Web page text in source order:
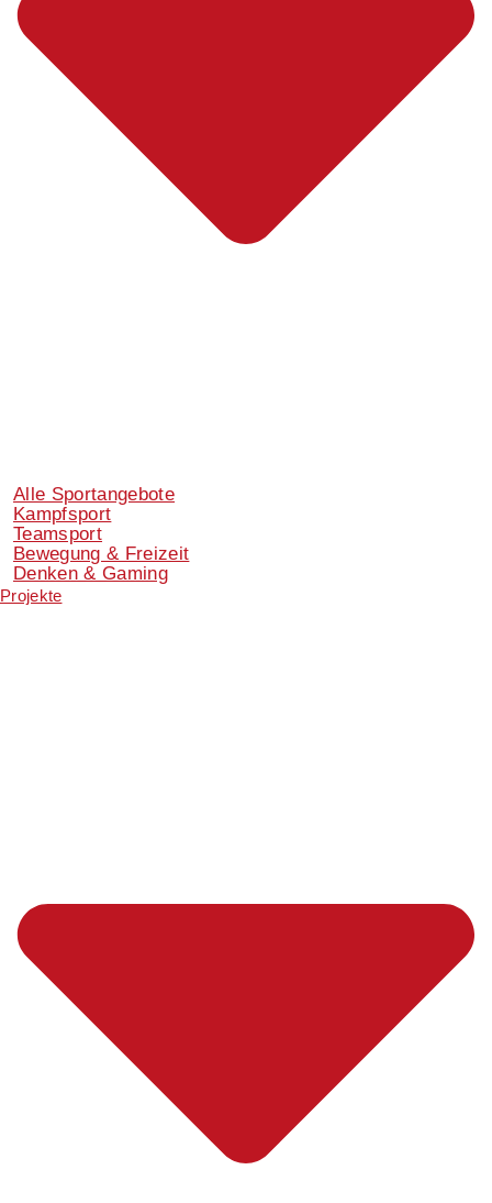
Alle Sportangebote
Kampfsport
Teamsport
Bewegung & Freizeit
Denken & Gaming
Projekte